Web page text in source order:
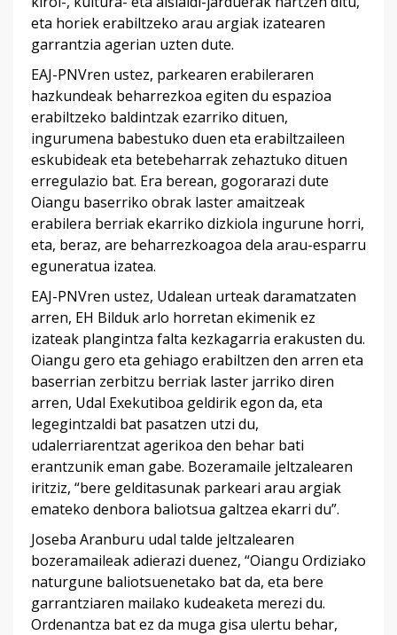
eta horiek erabiltzeko arau argiak izatearen
garrantzia agerian uzten dute.
EAJ-PNVren ustez, parkearen erabileraren
hazkundeak beharrezkoa egiten du espazioa
erabiltzeko baldintzak ezarriko dituen,
ingurumena babestuko duen eta erabiltzaileen
eskubideak eta betebeharrak zehaztuko dituen
erregulazio bat. Era berean, gogorarazi dute
Oiangu baserriko obrak laster amaitzeak
erabilera berriak ekarriko dizkiola ingurune horri,
eta, beraz, are beharrezkoagoa dela arau-esparru
eguneratua izatea.
EAJ-PNVren ustez, Udalean urteak daramatzaten
arren, EH Bilduk arlo horretan ekimenik ez
izateak plangintza falta kezkagarria erakusten du.
Oiangu gero eta gehiago erabiltzen den arren eta
baserrian zerbitzu berriak laster jarriko diren
arren, Udal Exekutiboa geldirik egon da, eta
legegintzaldi bat pasatzen utzi du,
udalerriarentzat agerikoa den behar bati
erantzunik eman gabe. Bozeramaile jeltzalearen
iritziz, “bere gelditasunak parkeari arau argiak
emateko denbora baliotsua galtzea ekarri du”.
Joseba Aranburu udal talde jeltzalearen
bozeramaileak adierazi duenez, “Oiangu Ordiziako
naturgune baliotsuenetako bat da, eta bere
garrantziaren mailako kudeaketa merezi du.
Ordenantza bat ez da muga gisa ulertu behar,